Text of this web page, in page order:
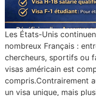
Les États-Unis
nombreux Français :
chercheurs, sportifs ou
visas américain est
compris.Contrairement
un visa unique, mais